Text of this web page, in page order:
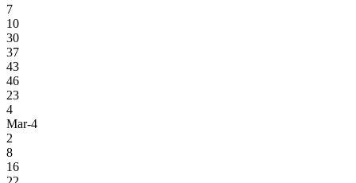
7
10
30
37
43
46
23
4
Mar-4
2
8
16